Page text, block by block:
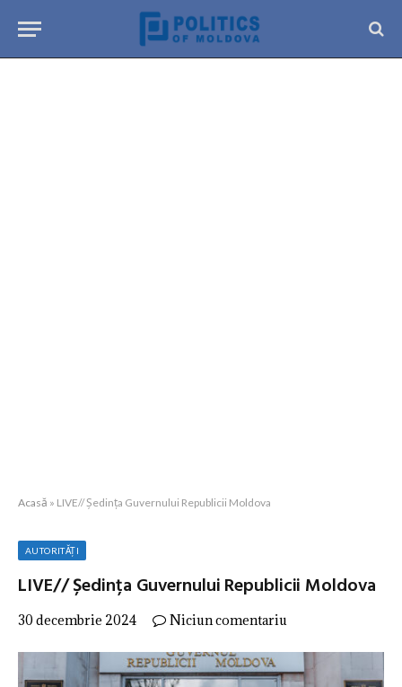
Acasă » LIVE// Ședința Guvernului Republicii Moldova
AUTORITĂȚI
LIVE// Ședința Guvernului Republicii Moldova
30 decembrie 2024 Niciun comentariu